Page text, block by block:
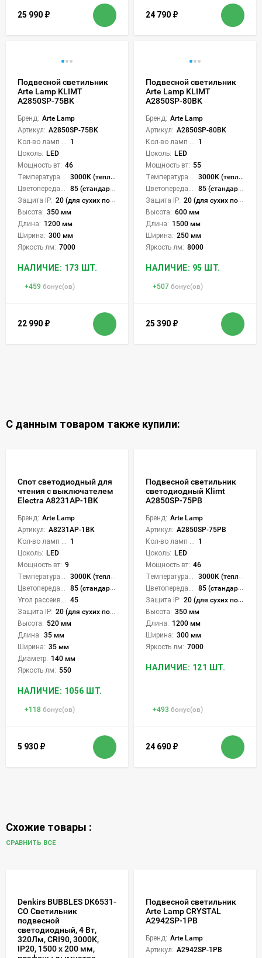
25 990 ₽ 24 790 ₽
Подвесной светильник
Arte Lamp KLIMT
A2850SP-75BK
Бренд: Arte Lamp
Артикул: A2850SP-75BK
1
Цоколь: LED
Мощность вт: 46
3000K (теплый)
85 (стандартная)
Защита IP: 20 (для сухих пом.)
Высота: 350 мм
Длина: 1200 мм
Ширина: 300 мм
Яркость лм: 7000
НАЛИЧИЕ: 173 ШТ.
+459 бонус(ов)
22 990 ₽
Подвесной светильник
Arte Lamp KLIMT
A2850SP-80BK
Бренд: Arte Lamp
Артикул: A2850SP-80BK
1
Цоколь: LED
Мощность вт: 55
3000K (теплый)
85 (стандартная)
Защита IP: 20 (для сухих пом.)
Высота: 600 мм
Длина: 1500 мм
Ширина: 250 мм
Яркость лм: 8000
НАЛИЧИЕ: 95 ШТ.
+507 бонус(ов)
25 390 ₽
С данным товаром также купили:
Спот светодиодный для
чтения с выключателем
Electra A8231AP-1BK
Бренд: Arte Lamp
Артикул: A8231AP-1BK
1
Цоколь: LED
Мощность вт: 9
3000K (теплый)
85 (стандартная)
45
Защита IP: 20 (для сухих пом.)
Высота: 520 мм
Длина: 35 мм
Ширина: 35 мм
Диаметр: 140 мм
Яркость лм: 550
НАЛИЧИЕ: 1056 ШТ.
+118 бонус(ов)
5 930 ₽
Подвесной светильник
светодиодный Klimt
A2850SP-75PB
Бренд: Arte Lamp
Артикул: A2850SP-75PB
1
Цоколь: LED
Мощность вт: 46
3000K (теплый)
85 (стандартная)
Защита IP: 20 (для сухих пом.)
Высота: 350 мм
Длина: 1200 мм
Ширина: 300 мм
Яркость лм: 7000
НАЛИЧИЕ: 121 ШТ.
+493 бонус(ов)
24 690 ₽
Схожие товары :
СРАВНИТЬ ВСЕ
Denkirs BUBBLES DK6531-
CO Светильник
подвесной
светодиодный, 4 Вт,
320Лм, CRI90, 3000К,
IP20, 1500 x 200 мм,
Подвесной светильник
Arte Lamp CRYSTAL
A2942SP-1PB
Бренд: Arte Lamp
Артикул: A2942SP-1PB